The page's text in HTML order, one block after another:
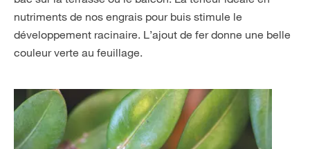
nutriments de nos engrais pour buis stimule le
développement racinaire. L’ajout de fer donne une belle
couleur verte au feuillage.